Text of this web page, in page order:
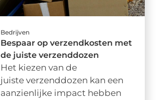
Bedrijven
Bespaar op verzendkosten met
de juiste verzenddozen
Het kiezen van de
juiste verzenddozen kan een
aanzienlijke impact hebben